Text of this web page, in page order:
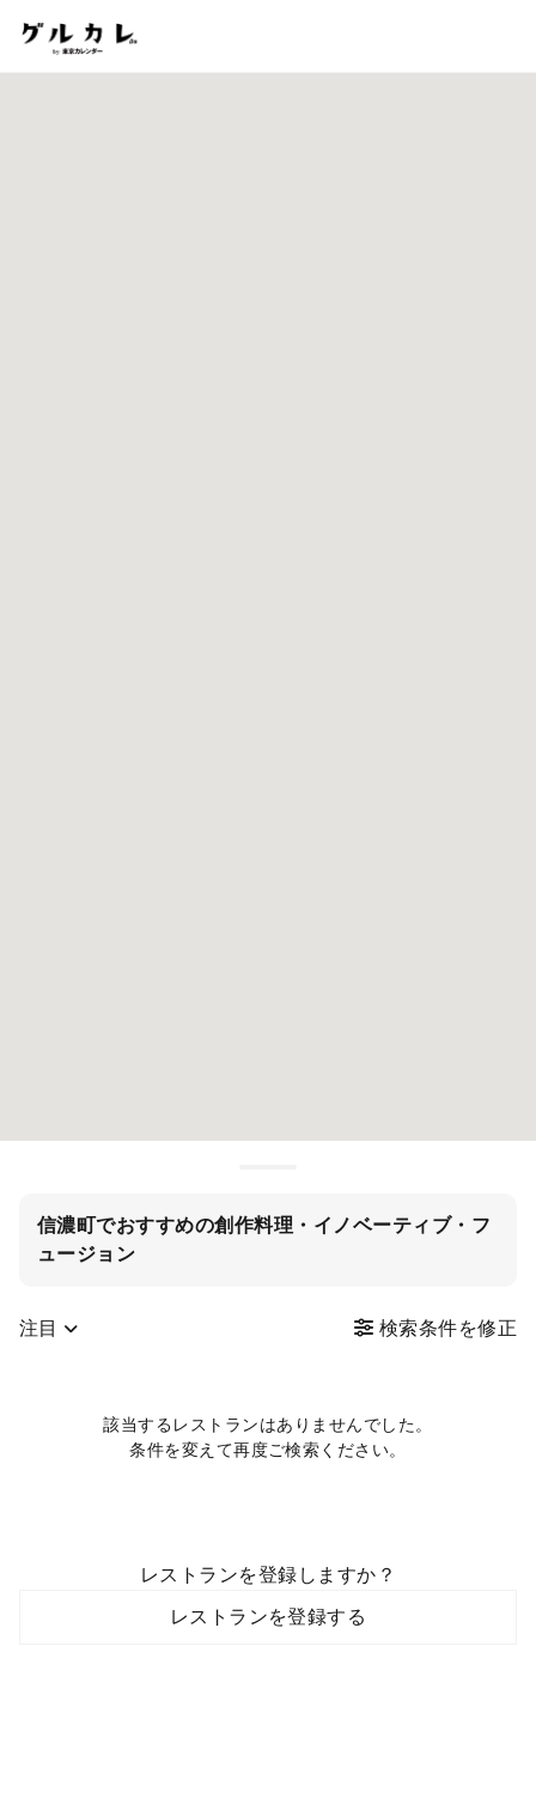
信濃町でおすすめの創作料理・イノベーティブ・フ
ュージョン
注目 検索条件を修正
該当するレストランはありませんでした。
条件を変えて再度ご検索ください。
レストランを登録しますか？
レストランを登録する